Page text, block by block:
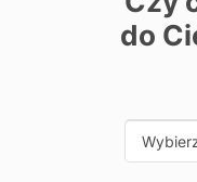
do